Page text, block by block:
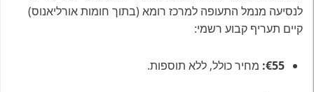
לנסיעה מנמל התעופה למרכז רומא (בתוך חומות אורליאנוס)
קיים תעריף קבוע רשמי:
€55: מחיר כולל, ללא תוספות.